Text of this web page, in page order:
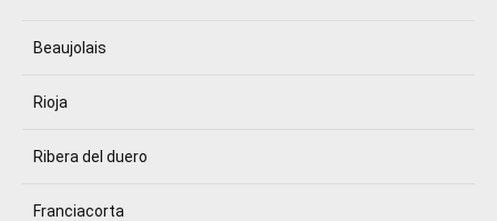
Beaujolais
Rioja
Ribera del duero
Franciacorta